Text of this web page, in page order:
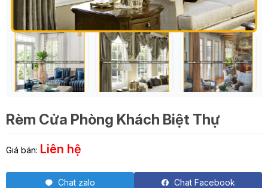
Rèm Cửa Phòng Khách Biệt Thự
Giá bán: Liên hệ
Chat zalo
Chat Facebook